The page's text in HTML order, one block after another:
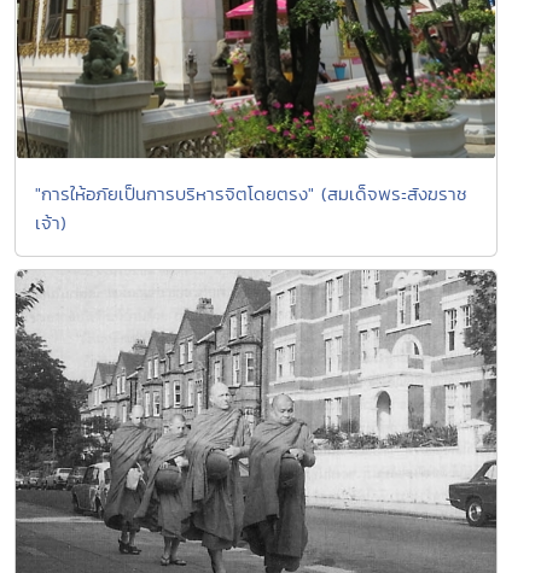
"การให้อภัยเป็นการบริหารจิตโดยตรง" (สมเด็จพระสังฆราช
เจ้า)